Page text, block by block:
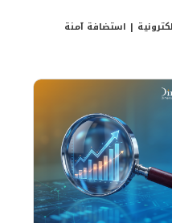
| استضافة آمنة